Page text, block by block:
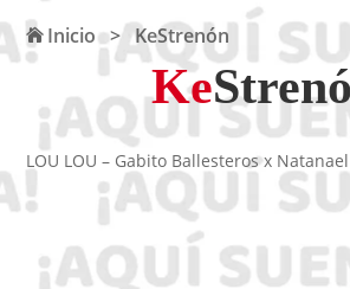
Inicio>KeStrenón
Ke
LOU LOU – Gabito Ballesteros x